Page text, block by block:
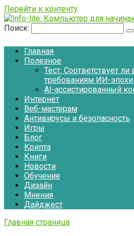
Перейти к контенту
Поиск:
Главная
Полезное
Тест: Соответствует
требованиям ИИ-эпохи
AI-ассистированный
Интернет
Веб-мастерам
Антивирусы и безопасность
Игры
Блог
Крипта
Книги
Новости
Обучение
Дизайн
Мнения
Дайджест
Главная страница